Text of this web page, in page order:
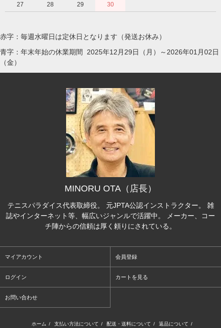
27
28 29 30
赤字：毎週水曜日は定休日となります（発送お休み）
青字：年末年始の休業期間 2025年12月29日（月）～2026年01月02日
（金）
MINORU OTA（店長）
テニスパラダイス代表取締役。 元JPTA公認インストラクター。 雑
誌やインターネット等、幅広いジャンルで活躍中。 メーカー、コー
チ陣からの信頼は厚く頼りにされている。
マイアカウント 会員登録
ログイン カートを見る
お問い合わせ
ホーム / 支払い方法について / 配送・送料について / 返品について /